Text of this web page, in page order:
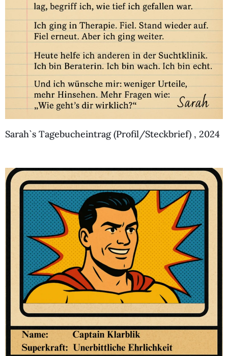
Sarah`s Tagebucheintrag (Profil/Steckbrief) , 2024